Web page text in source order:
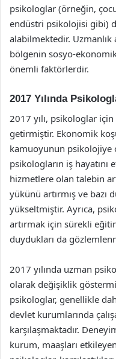
psikologlar (örneğin,
endüstri psikolojisi gibi)
alabilmektedir. Uzmanlık
bölgenin sosyo-
önemli faktörlerdir.
2017 Yılında
2017 yılı, psikologlar
getirmiştir. Ekonomik
kamuoyunun psikolojiye
psikologların iş
hizmetlere olan talebin
yükünü artırmış ve bazı
yükseltmiştir. Ayrıca,
artırmak için sürekli
duydukları da
2017 yılında uzman
olarak değişiklik
psikologlar, genellikle
devlet kurumlarında
karşılaşmaktadır.
kurum, maaşları